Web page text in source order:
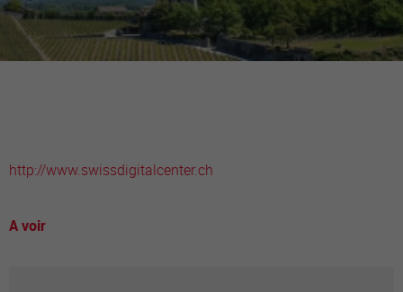
http://www.swissdigitalcenter.ch
A voir